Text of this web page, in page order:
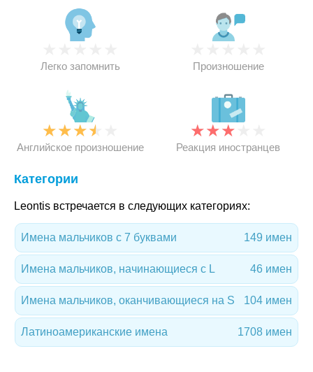
Легко запомнить Произношение
★★★★
Английское произношение
★★★
Реакция иностранцев
Категории
Leontis встречается в следующих категориях:
Имена мальчиков с 7 буквами 149 имен
Имена мальчиков, начинающиеся с L 46 имен
Имена мальчиков, оканчивающиеся на S 104 имен
Латиноамериканские имена 1708 имен